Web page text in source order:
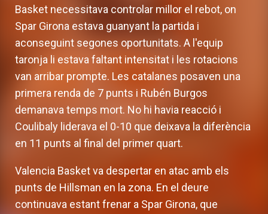
Basket necessitava controlar millor el rebot, on
Spar Girona estava guanyant la partida i
aconseguint segones oportunitats. A l'equip
taronja li estava faltant intensitat i les rotacions
van arribar prompte. Les catalanes posaven una
primera renda de 7 punts i Rubén Burgos
demanava temps mort. No hi havia reacció i
Coulibaly liderava el 0-10 que deixava la diferència
en 11 punts al final del primer quart.
Valencia Basket va despertar en atac amb els
punts de Hillsman en la zona. En el deure
continuava estant frenar a Spar Girona, que